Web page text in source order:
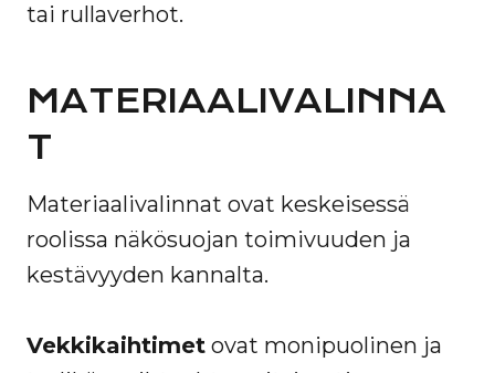
tai rullaverhot.
MATERIAALIVALINNA
T
Materiaalivalinnat ovat keskeisessä
roolissa näkösuojan toimivuuden ja
kestävyyden kannalta.
Vekkikaihtimet ovat monipuolinen ja